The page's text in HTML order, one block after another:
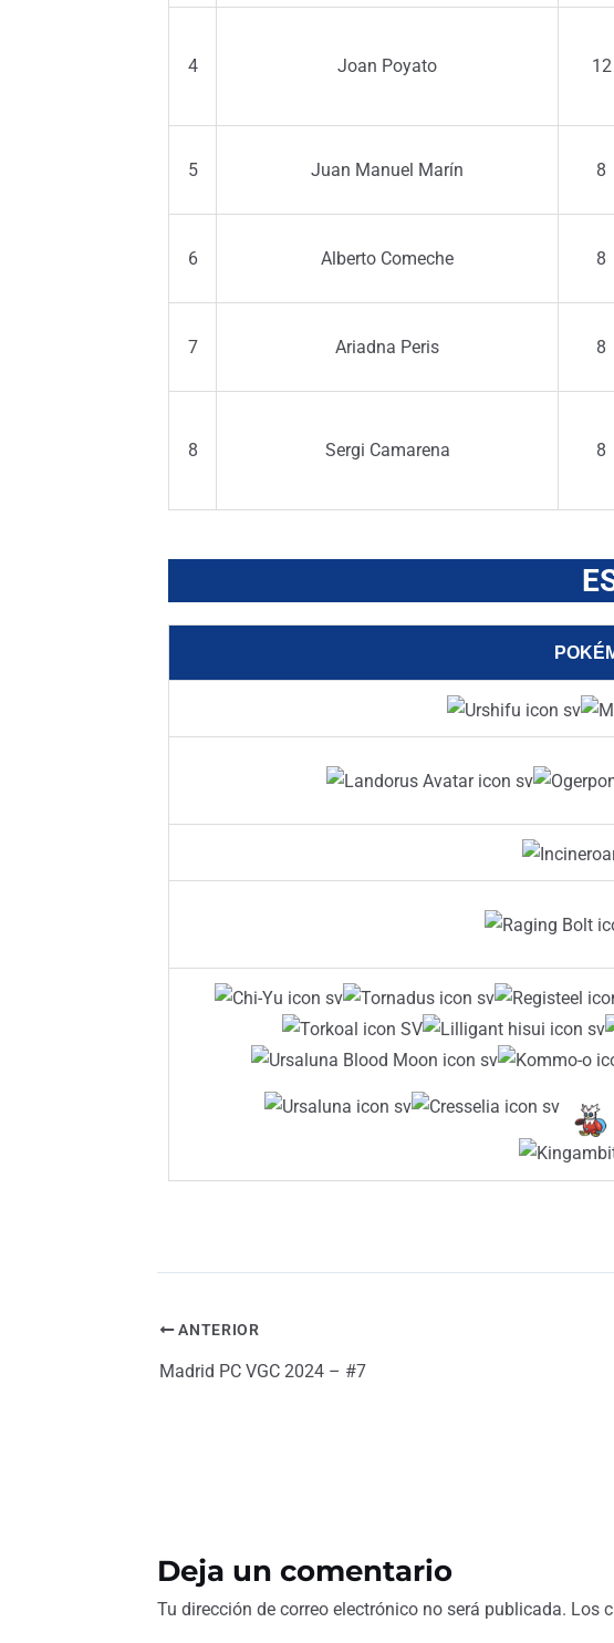
4 Joan Poyato 12
5 Juan Manuel Marín 8
6 Alberto Comeche 8
7 Ariadna Peris 8
8 Sergi Camarena 8
ANTERIOR
Madrid PC VGC 2024 – #7
Deja un comentario
Tu dirección de correo electrónico no será publicada. Los